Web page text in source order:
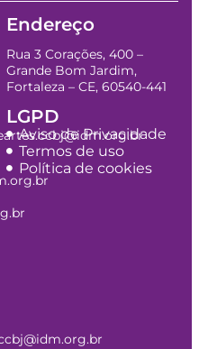
Endereço
Rua 3 Corações, 400 –
Grande Bom Jardim,
Fortaleza – CE, 60540-441
LGPD
Aviso de Privacidade
Termos de uso
Política de cookies